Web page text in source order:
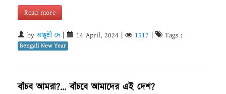
Read more
byঅঞ্জুশ্রী দে| 14 April, 2024 | 1517 | Tags :
Bengali New Year
বাঁচব আমরা?... বাঁচবে আমাদের এই দেশ?